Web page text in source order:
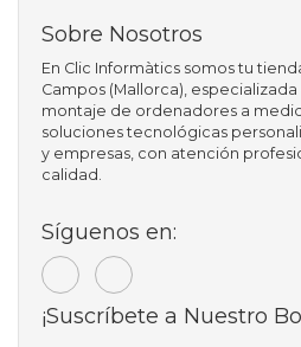
Sobre Nosotros
En Clic Informàtics somos tu
Campos (Mallorca),
montaje de ordenadores a
soluciones tecnológicas
y empresas, con atención
calidad.
Síguenos en:
¡Suscríbete a Nuestro